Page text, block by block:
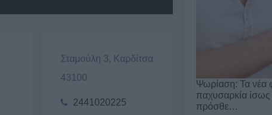
Σταμούλη 3, Καρδίτσα
43100
2441020225
Ψωρίαση: Τα νέα
παχυσαρκία
πρόσθε…